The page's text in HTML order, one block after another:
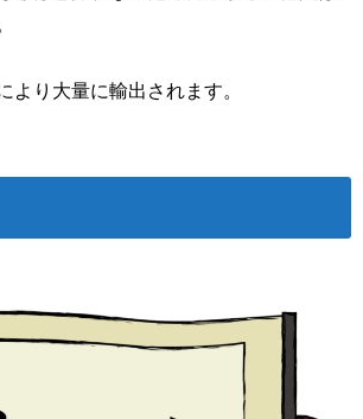
より大量に輸出されます。